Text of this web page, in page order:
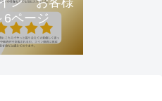
6ページ